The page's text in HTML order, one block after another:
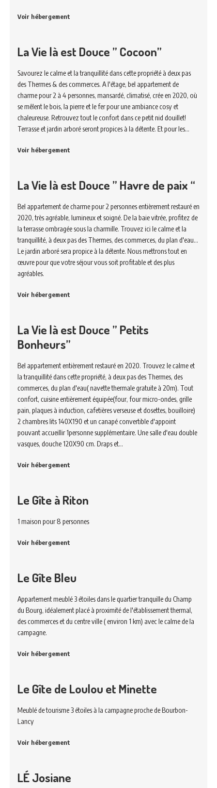
Voir hébergement
La Vie là est Douce ” Cocoon”
Savourez le calme et la tranquillité dans cette propriété à deux pas
des Thermes & des commerces. A l'étage, bel appartement de
charme pour 2 à 4 personnes, mansardé, climatisé, crée en 2020, où
se mêlent le bois, la pierre et le fer pour une ambiance cosy et
chaleureuse. Retrouvez tout le confort dans ce petit nid douillet!
Terrasse et jardin arboré seront propices à la détente. Et pour les…
Voir hébergement
La Vie là est Douce ” Havre de paix “
Bel appartement de charme pour 2 personnes entièrement restauré en
2020, très agréable, lumineux et soigné. De la baie vitrée, profitez de
la terrasse ombragée sous la charmille. Trouvez ici le calme et la
tranquillité, à deux pas des Thermes, des commerces, du plan d'eau...
Le jardin arboré sera propice à la détente. Nous mettrons tout en
œuvre pour que votre séjour vous soit profitable et des plus
agréables.
Voir hébergement
La Vie là est Douce ” Petits
Bonheurs”
Bel appartement entièrement restauré en 2020. Trouvez le calme et
la tranquillité dans cette propriété, à deux pas des Thermes, des
commerces, du plan d'eau( navette thermale gratuite à 20m). Tout
confort, cuisine entièrement équipée(four, four micro-ondes, grille
pain, plaques à induction, cafetières verseuse et dosettes, bouilloire)
2 chambres lits 140X190 et un canapé convertible d'appoint
pouvant accueillir 1personne supplémentaire. Une salle d'eau double
vasques, douche 120X90 cm. Draps et…
Voir hébergement
Le Gîte à Riton
1 maison pour 8 personnes
Voir hébergement
Le Gîte Bleu
Appartement meublé 3 étoiles dans le quartier tranquille du Champ
du Bourg, idéalement placé à proximité de l'établissement thermal,
des commerces et du centre ville ( environ 1 km) avec le calme de la
campagne.
Voir hébergement
Le Gîte de Loulou et Minette
Meublé de tourisme 3 étoiles à la campagne proche de Bourbon-
Lancy
Voir hébergement
LÉ Josiane